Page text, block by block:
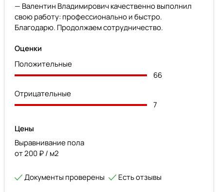
— Валентин Владимирович качественно выполнил
свою работу: профессионально и быстро.
Благодарю. Продолжаем сотрудничество.
Оценки
Положительные
66
Отрицательные
7
Цены
Выравнивание пола
от 200 ₽ / м2
Документы проверены Есть отзывы